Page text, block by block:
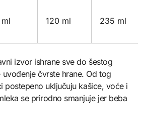
120 ml 235 ml
izvor ishrane sve do šestog
čvrste hrane. Od tog
postepeno uključuju kašice, voće i
se prirodno smanjuje jer beba